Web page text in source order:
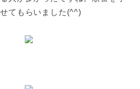
てもらいました(^^)